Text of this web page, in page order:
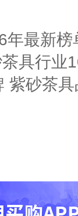
年最新榜
具行业
紫砂茶